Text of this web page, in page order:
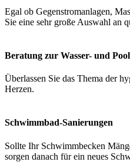
Egal ob Gegenstromanlagen,
Sie eine sehr große Auswahl an
Beratung zur Wasser- und
Überlassen Sie das Thema der
Herzen.
Schwimmbad-Sanierungen
Sollte Ihr Schwimmbecken
sorgen danach für ein neues